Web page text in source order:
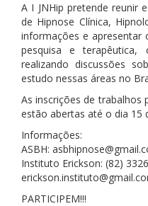
A I JNHip pretende reunir
de Hipnose Clínica,
informações e apresentar
pesquisa e terapêutica,
realizando discussões
estudo nessas áreas no
As inscrições de trabalhos
estão abertas até o dia 15
Informações:
ASBH:
Instituto Erickson: (82)
PARTICIPEM!!!